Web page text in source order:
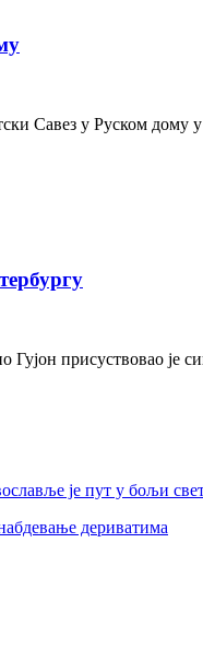
у Руском дому у
присуствовао
је пут у бољи
дериватима